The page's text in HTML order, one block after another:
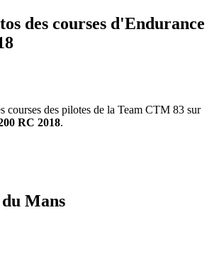
des courses d'Endurance
courses des pilotes de la Team CTM 83 sur
RC 2018.
du Mans